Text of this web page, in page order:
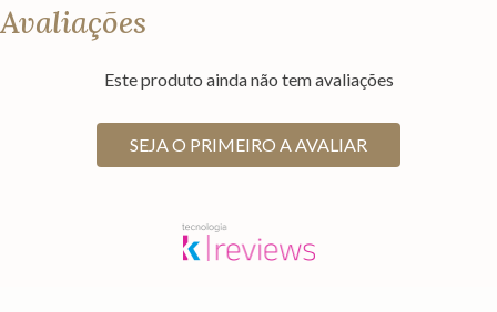
Avaliações
Este produto ainda não tem avaliações
SEJA O PRIMEIRO A AVALIAR